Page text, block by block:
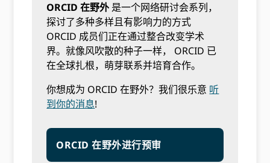
ORCID 在野外 是一个网络研讨会系列，
探讨了多种多样且有影响力的方式
ORCID 成员们正在通过整合改变学术
界。就像风吹散的种子一样， ORCID 已
在全球扎根，萌芽联系并培育合作。
你想成为 ORCID 在野外？我们很乐意 听
到你的消息!
ORCID 在野外进行预审